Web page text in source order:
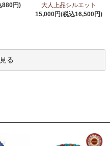
入荷！
！『ニッポンの技×アフリカ
ル製品～
カンアクセサリーコーナー新
880円)
大人上品シルエット
15,000円(税込16,500円)
る